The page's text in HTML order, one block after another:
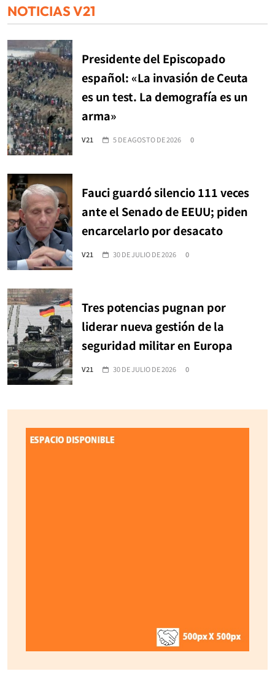
NOTICIAS V21
Presidente del Episcopado
español: «La invasión de Ceuta
es un test. La demografía es un
arma»
V21 5 DE AGOSTO DE 2026 0
Fauci guardó silencio 111 veces
ante el Senado de EEUU; piden
encarcelarlo por desacato
V21 30 DE JULIO DE 2026 0
Tres potencias pugnan por
liderar nueva gestión de la
seguridad militar en Europa
V21 30 DE JULIO DE 2026 0